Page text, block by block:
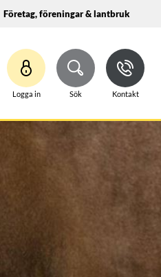
Företag, föreningar & lantbruk
Bli kund
Logga in Sök Kontakt